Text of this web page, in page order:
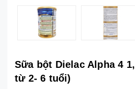
Sữa bột Dielac Alpha 4
từ 2- 6 tuổi)